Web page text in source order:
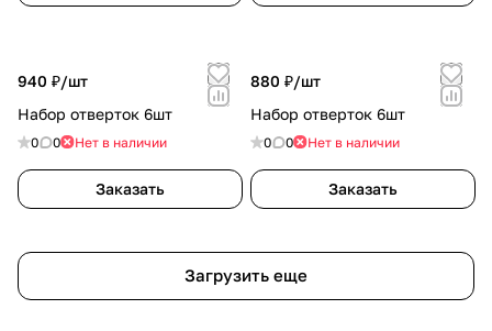
940 ₽/шт
Набор отверток 6шт
0 0 Нет в наличии
Заказать
880 ₽/шт
Набор отверток 6шт
0 0 Нет в наличии
Заказать
Загрузить еще